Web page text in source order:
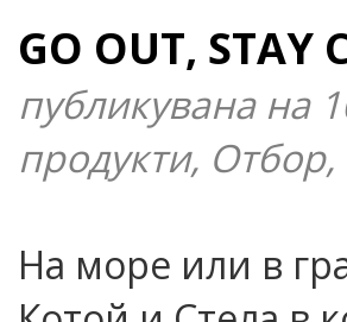
GO OUT, STAY
публикувана на
продукти,
На море или в